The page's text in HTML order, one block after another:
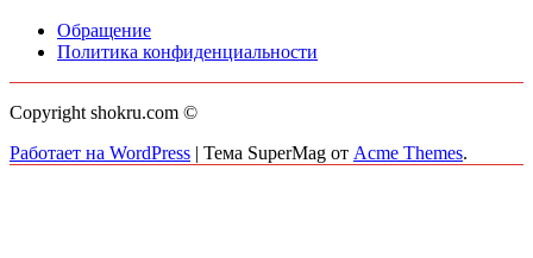
Обращение
Политика конфиденциальности
Copyright shokru.com ©
Работает на WordPress | Тема SuperMag от Acme Themes.